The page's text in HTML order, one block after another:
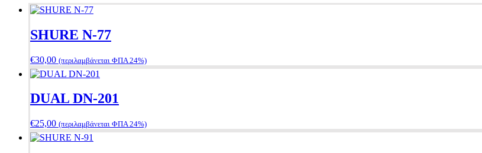
SHURE N-77
€30,00 (περιλαμβάνεται ΦΠΑ 24%)
DUAL DN-201
€25,00 (περιλαμβάνεται ΦΠΑ 24%)